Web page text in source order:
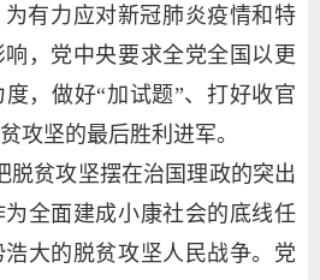
为有力应对新冠肺炎疫情和特
，党中央要求全党全国以更
，做好“加试题”、打好收官
攻坚的最后胜利进军。
脱贫攻坚摆在治国理政的突出
全面建成小康社会的底线任
大的脱贫攻坚人民战争。党